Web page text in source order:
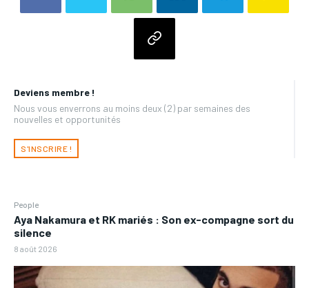
Deviens membre !
Nous vous enverrons au moins deux (2) par semaines des
nouvelles et opportunités
S'INSCRIRE !
People
Aya Nakamura et RK mariés : Son ex-compagne sort du
silence
8 août 2026